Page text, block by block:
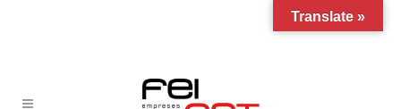
Translate »